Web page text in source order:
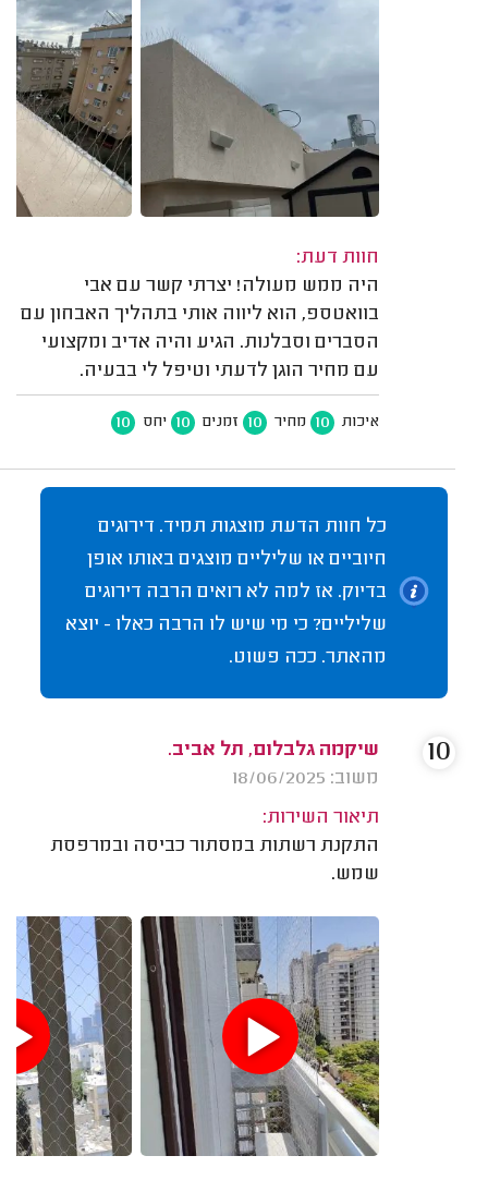
חוות דעת:
היה ממש מעולה! יצרתי קשר עם אבי
בוואטספ, הוא ליווה אותי בתהליך האבחון עם
הסברים וסבלנות. הגיע והיה אדיב ומקצועי
עם מחיר הוגן לדעתי וטיפל לי בבעיה.
איכות 10 מחיר 10 זמנים 10 יחס 10
כל חוות הדעת מוצגות תמיד. דירוגים
חיוביים או שליליים מוצגים באותו אופן
בדיוק. אז למה לא רואים הרבה דירוגים
שליליים? כי מי שיש לו הרבה כאלו - יוצא
מהאתר. ככה פשוט.
שיקמה גלבלום, תל אביב.
משוב: 18/06/2025
תיאור השירות:
התקנת רשתות במסתור כביסה ובמרפסת
שמש.
10